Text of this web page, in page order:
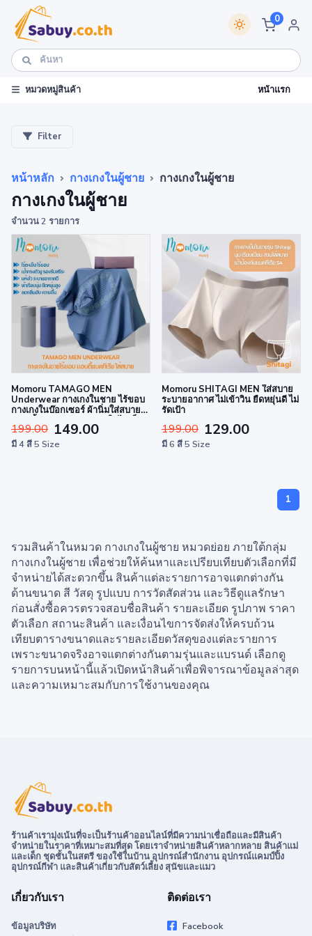
0
หมวดหมู่สินค้า หน้าแรก
Filter
หน้าหลัก กางเกงในผู้ชาย กางเกงในผู้ชาย
กางเกงในผู้ชาย
จำนวน 2 รายการ
Momoru TAMAGO MEN
Underwear กางเกงในชาย ไร้ขอบ
กางเกงในบ๊อกเซอร์ ผ้านิ่มใส่สบาย
199.00 149.00
มี 4 สี 5 Size
Momoru SHITAGI MEN ใส่สบาย
ระบายอากาศ ไม่เข้าวิน ยืดหยุ่นดี ไม่
รัดเป้า
199.00 129.00
มี 6 สี 5 Size
1
รวมสินค้าในหมวด กางเกงในผู้ชาย หมวดย่อย ภายใต้กลุ่ม
กางเกงในผู้ชาย เพื่อช่วยให้ค้นหาและเปรียบเทียบตัวเลือกที่มี
จำหน่ายได้สะดวกขึ้น สินค้าแต่ละรายการอาจแตกต่างกัน
ด้านขนาด สี วัสดุ รูปแบบ การวัดสัดส่วน และวิธีดูแลรักษา
ก่อนสั่งซื้อควรตรวจสอบชื่อสินค้า รายละเอียด รูปภาพ ราคา
ตัวเลือก สถานะสินค้า และเงื่อนไขการจัดส่งให้ครบถ้วน
เทียบตารางขนาดและรายละเอียดวัสดุของแต่ละรายการ
เพราะขนาดจริงอาจแตกต่างกันตามรุ่นและแบรนด์ เลือกดู
รายการบนหน้านี้แล้วเปิดหน้าสินค้าเพื่อพิจารณาข้อมูลล่าสุด
และความเหมาะสมกับการใช้งานของคุณ
ร้านค้าเรามุ่งเน้นที่จะเป็นร้านค้าออนไลน์ที่มีความน่าเชื่อถือและมีสินค้า
จำหน่ายในราคาที่เหมาะสมที่สุด โดยเราจำหน่ายสินค้าหลากหลาย สินค้าแม่
และเด็ก ชุดชั้นในสตรี ของใช้ในบ้าน อุปกรณ์สำนักงาน อุปกรณ์แคมป์ปิ้ง
อุปกรณ์กีฬา และสินค้าเกี่ยวกับสัตว์เลี้ยง สุนัขและแมว
เกี่ยวกับเรา
ข้อมูลบริษัท
ติดต่อเรา
Facebook